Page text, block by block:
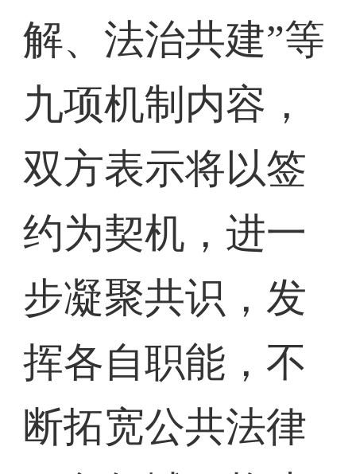
解、法治共建”等
九项机制内容，
双方表示将以签
约为契机，进一
步凝聚共识，发
挥各自职能，不
断拓宽公共法律